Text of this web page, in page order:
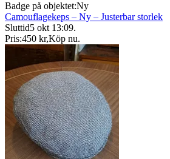
Badge på objektet:Ny
Camouflagekeps – Ny – Justerbar storlek
Sluttid5 okt 13:09.
Pris:450 kr,Köp nu.